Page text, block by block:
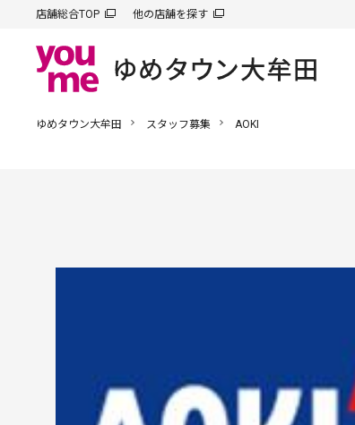
店舗総合TOP 他の店舗を探す
ゆめタウン大牟田 スタッフ募集 AOKI